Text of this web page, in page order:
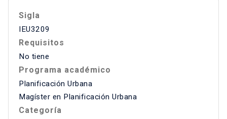
Sigla
IEU3209
Requisitos
No tiene
Programa académico
Planificación Urbana
Magíster en Planificación Urbana
Categoría